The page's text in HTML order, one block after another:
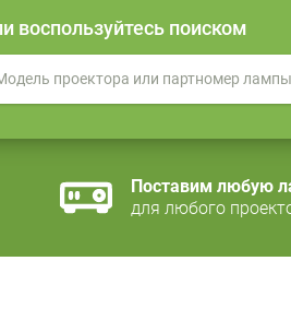
воспользуйтесь поиском
Поставим любую
для любого